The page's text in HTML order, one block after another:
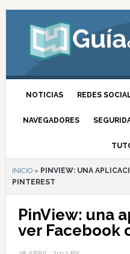
NOTICIAS REDES
NAVEGADORES
INICIO» PINVIEW: UNA
PINTEREST
PinView: una
ver Facebook